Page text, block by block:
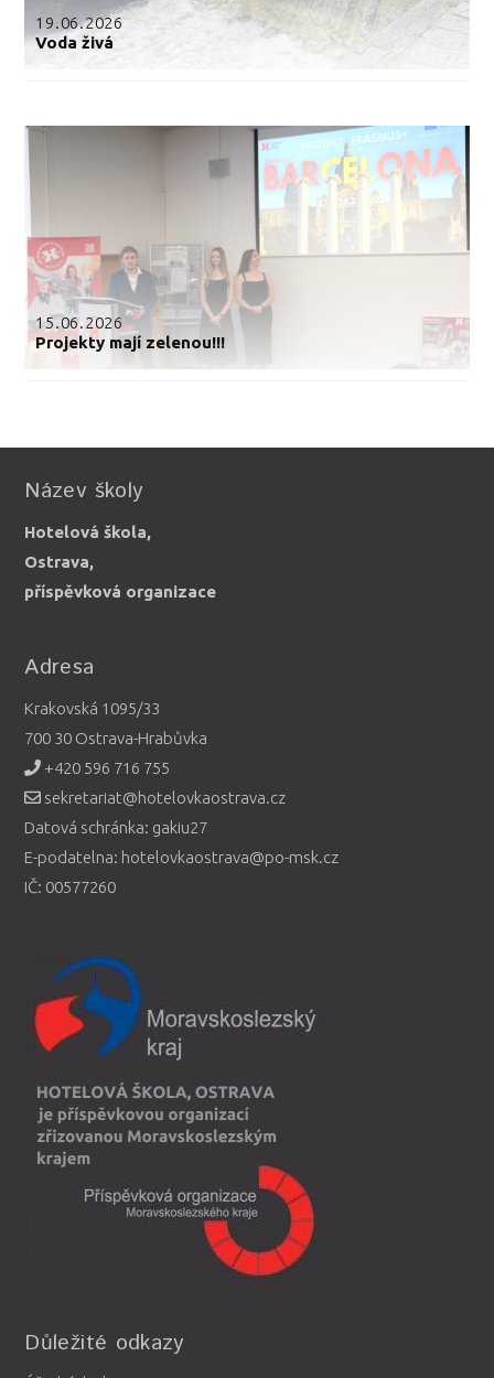
19.06.2026
Voda živá
15.06.2026
Projekty mají zelenou!!!
Název školy
Hotelová škola,
Ostrava,
příspěvková organizace
Adresa
Krakovská 1095/33
700 30 Ostrava-Hrabůvka
+420 596 716 755
sekretariat@hotelovkaostrava.cz
Datová schránka: gakiu27
E-podatelna: hotelovkaostrava@po-msk.cz
IČ: 00577260
Důležité odkazy